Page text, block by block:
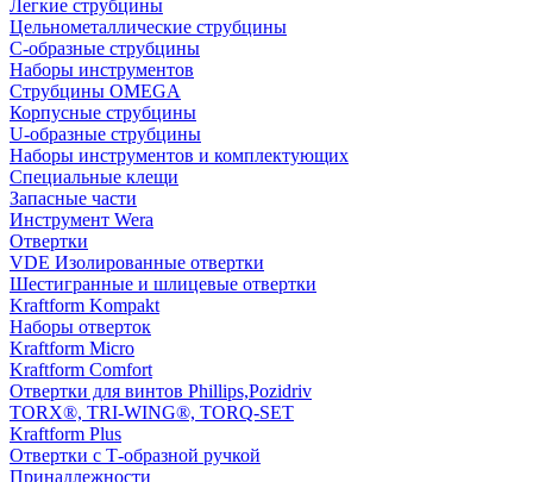
Легкие струбцины
Цельнометаллические струбцины
C-образные струбцины
Наборы инструментов
Струбцины OMEGA
Корпусные струбцины
U-образные струбцины
Наборы инструментов и комплектующих
Специальные клещи
Запасные части
Инструмент Wera
Отвертки
VDE Изолированные отвертки
Шестигранные и шлицевые отвертки
Kraftform Kompakt
Наборы отверток
Kraftform Micro
Kraftform Comfort
Отвертки для винтов Phillips,Pozidriv
TORX®, TRI-WING®, TORQ-SET
Kraftform Plus
Отвертки с Т-образной ручкой
Принадлежности